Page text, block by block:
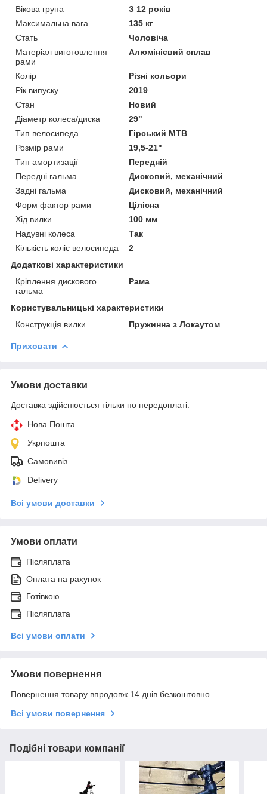
Вікова група
З 12 років
Максимальна вага
135 кг
Стать
Чоловіча
Матеріал виготовлення
рами
Алюмінієвий сплав
Колір
Різні кольори
Рік випуску
2019
Стан
Новий
Діаметр колеса/диска
29"
Тип велосипеда
Гірський MTB
Розмір рами
19,5-21"
Тип амортизації
Передній
Передні гальма
Дисковий, механічний
Задні гальма
Дисковий, механічний
Форм фактор рами
Цілісна
Хід вилки
100 мм
Надувні колеса
Так
Кількість коліс велосипеда
2
Додаткові характеристики
Кріплення дискового
гальма
Рама
Користувальницькі характеристики
Конструкція вилки
Пружинна з Локаутом
Приховати
Умови доставки
Доставка здійснюється тільки по передоплаті.
Нова Пошта
Укрпошта
Самовивіз
Delivery
Всі умови доставки
Умови оплати
Післяплата
Оплата на рахунок
Готівкою
Післяплата
Всі умови оплати
Умови повернення
Повернення товару впродовж 14 днів безкоштовно
Всі умови повернення
Подібні товари компанії